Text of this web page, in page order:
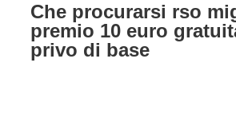
Che procurarsi rso
premio 10 euro
privo di base